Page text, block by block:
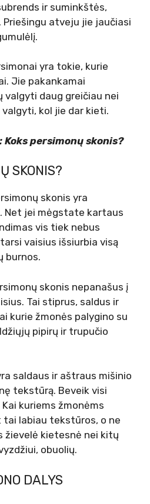
ir suminkštės,
Priešingu atveju jie jaučiasi
yra tokie, kurie
Jie pakankamai
valgyti daug greičiau nei
kol jie dar kieti.
Koks persimonų skonis?
SKONIS?
skonis yra
Net jei mėgstate kartaus
vis tiek nebus
vaisius išsiurbia visą
burnos.
skonis nepanašus į
Tai stiprus, saldus ir
kurie žmonės palygino su
pipirų ir trupučio
saldaus ir aštraus mišinio
tekstūrą. Beveik visi
kuriems žmonėms
labiau tekstūros, o ne
žievelė kietesnė nei kitų
obuolių.
DALYS